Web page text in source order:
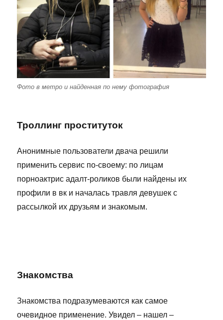
Фото в метро и найденная по нему фотография
Троллинг проституток
Анонимные пользователи двача решили
применить сервис по-своему: по лицам
порноактрис адалт-роликов были найдены их
профили в вк и началась травля девушек с
рассылкой их друзьям и знакомым.
Знакомства
Знакомства подразумеваются как самое
очевидное применение. Увидел – нашел –